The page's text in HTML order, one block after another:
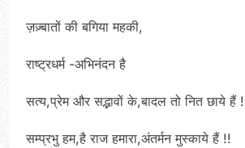
ज़ज़्बातों की बगिया महकी,
राष्ट्रधर्म -अभिनंदन है
सत्य,प्रेम और सद्भावों के,बादल तो नित छाये हैं !
सम्प्रभु हम,है राज हमारा,अंतर्मन मुस्काये हैं !!